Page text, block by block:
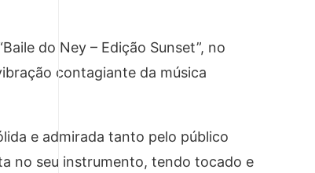
do Ney – Edição Sunset”, no
contagiante da música
e admirada tanto pelo público
no seu instrumento, tendo tocado e